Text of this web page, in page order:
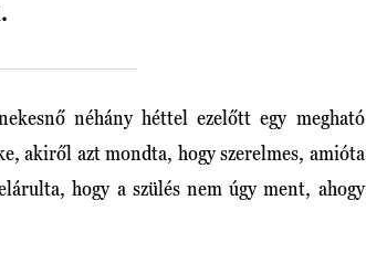
néhány héttel ezelőtt egy megható
akiről azt mondta, hogy szerelmes, amióta
hogy a szülés nem úgy ment, ahogy